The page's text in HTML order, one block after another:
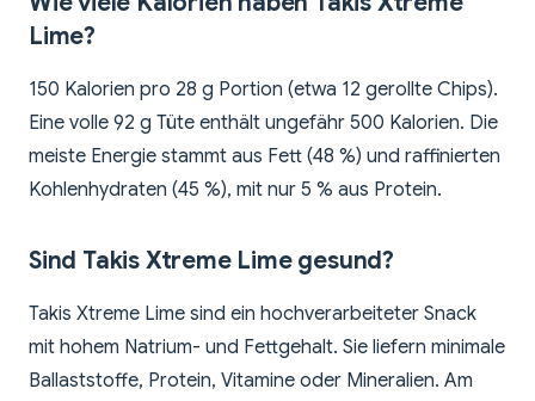
Lime?
150 Kalorien pro 28 g Portion (etwa 12 gerollte Chips).
Eine volle 92 g Tüte enthält ungefähr 500 Kalorien. Die
meiste Energie stammt aus Fett (48 %) und raffinierten
Kohlenhydraten (45 %), mit nur 5 % aus Protein.
Sind Takis Xtreme Lime gesund?
Takis Xtreme Lime sind ein hochverarbeiteter Snack
mit hohem Natrium- und Fettgehalt. Sie liefern minimale
Ballaststoffe, Protein, Vitamine oder Mineralien. Am